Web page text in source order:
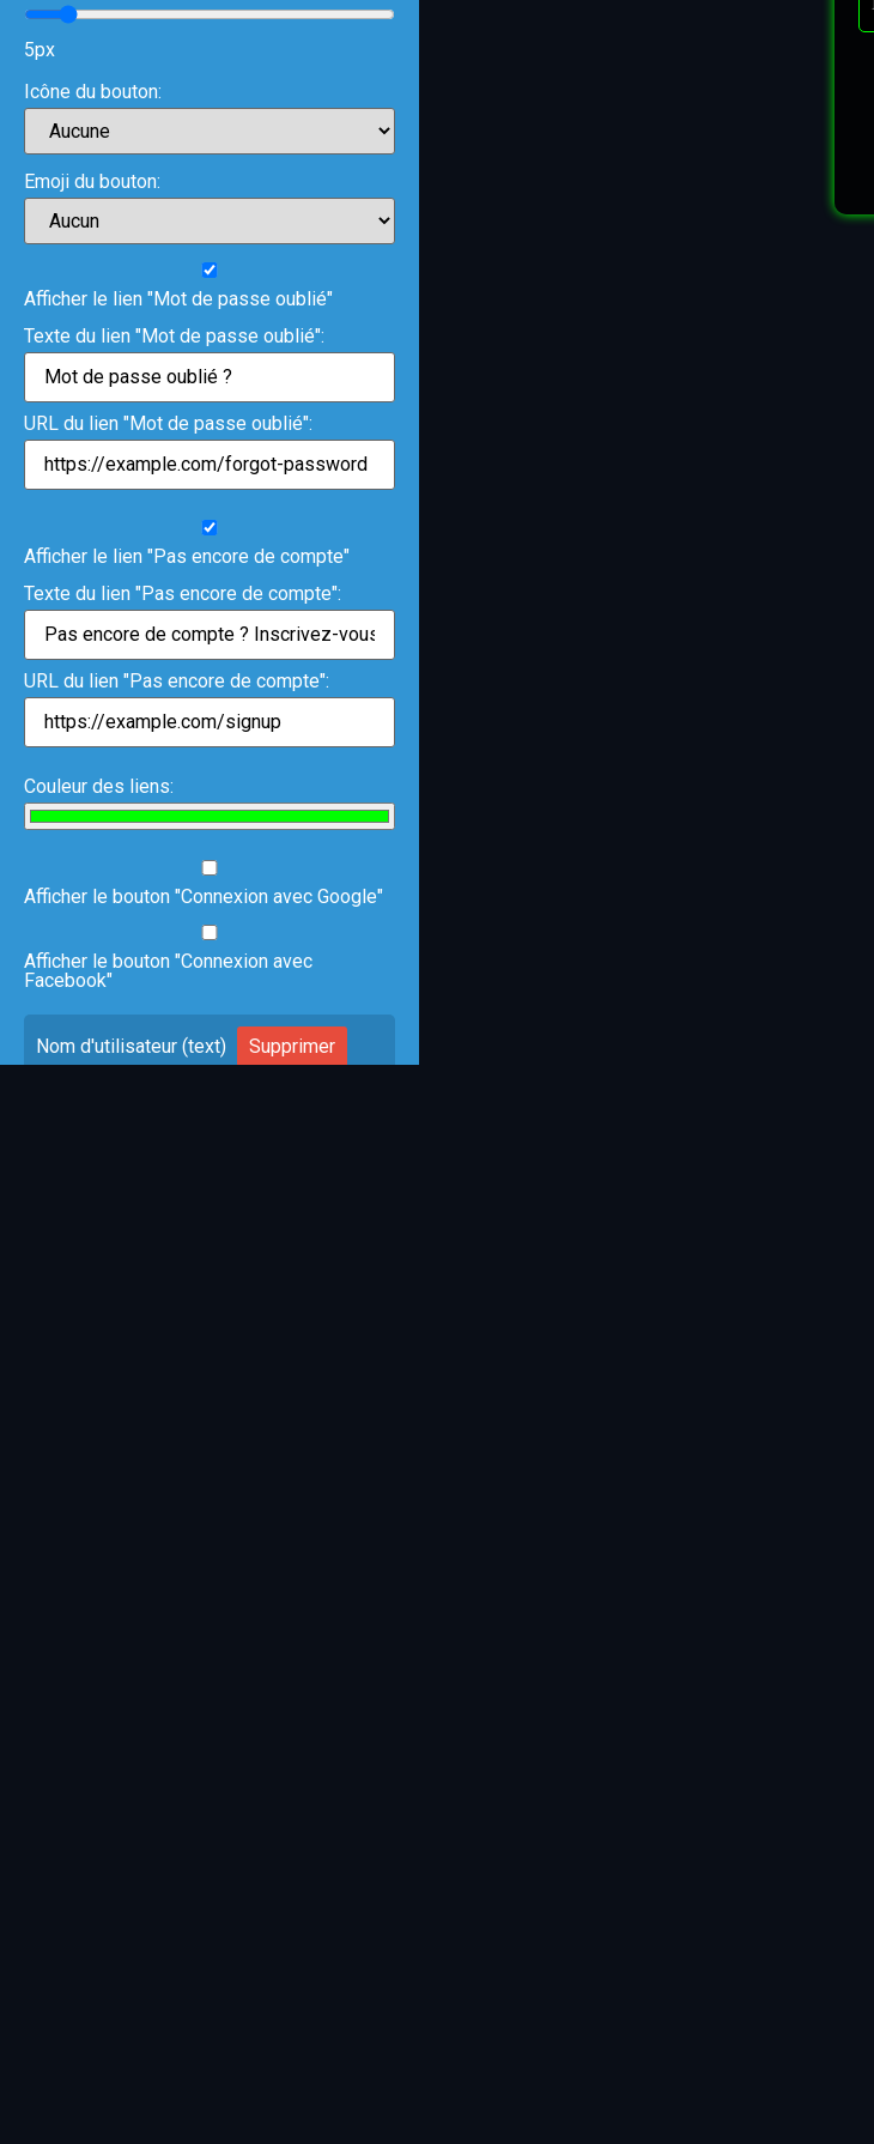
5px
Icône du bouton:
Emoji du bouton:
Afficher le lien "Mot de passe oublié"
Texte du lien "Mot de passe oublié":
URL du lien "Mot de passe oublié":
Afficher le lien "Pas encore de compte"
Texte du lien "Pas encore de compte":
URL du lien "Pas encore de compte":
Couleur des liens:
Afficher le bouton "Connexion avec Google"
Afficher le bouton "Connexion avec
Facebook"
Nom d'utilisateur (text)
Supprimer